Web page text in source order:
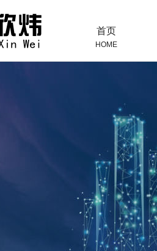
首页
HOME